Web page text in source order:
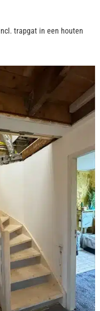
trapgat in een houten